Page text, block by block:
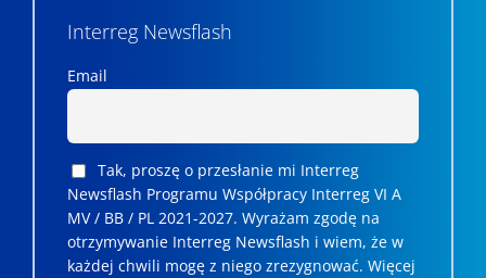
Interreg Newsflash
Email
Tak, proszę o przesłanie mi Interreg
Newsflash Programu Współpracy Interreg VI A
MV / BB / PL 2021-2027. Wyrażam zgodę na
otrzymywanie Interreg Newsflash i wiem, że w
każdej chwili mogę z niego zrezygnować. ­­Więcej